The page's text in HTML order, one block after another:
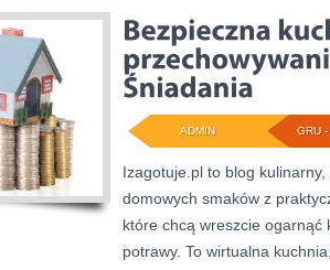
GRU
ADMIN
Izagotuje.pl to blog kulinarny,
domowych smaków z
które chcą wreszcie ogarnąć
potrawy. To wirtualna